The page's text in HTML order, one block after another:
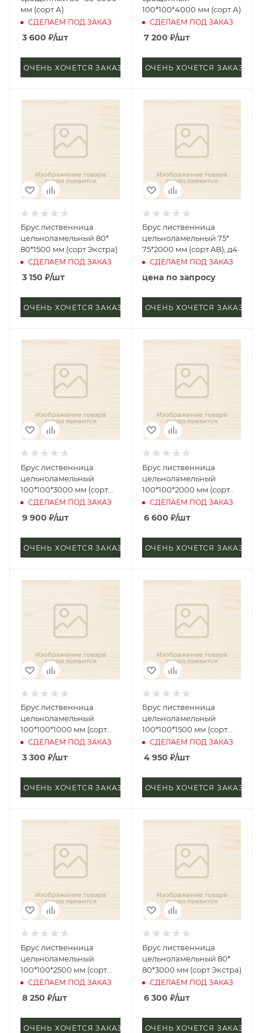
мм (сорт А)
СДЕЛАЕМ ПОД ЗАКАЗ
3 600 ₽/шт
ОЧЕНЬ ХОЧЕТСЯ ЗАКАЗАТЬ
100*100*4000 мм (сорт А)
СДЕЛАЕМ ПОД ЗАКАЗ
7 200 ₽/шт
ОЧЕНЬ ХОЧЕТСЯ ЗАКАЗАТЬ
Брус лиственница
цельноламельный 80*
80*1500 мм (сорт Экстра)
СДЕЛАЕМ ПОД ЗАКАЗ
3 150 ₽/шт
ОЧЕНЬ ХОЧЕТСЯ ЗАКАЗАТЬ
Брус лиственница
цельноламельный 75*
75*2000 мм (сорт AB), д4
СДЕЛАЕМ ПОД ЗАКАЗ
цена по запросу
ОЧЕНЬ ХОЧЕТСЯ ЗАКАЗАТЬ
Брус лиственница
цельноламельный
100*100*3000 мм (сорт
Экстра)
СДЕЛАЕМ ПОД ЗАКАЗ
9 900 ₽/шт
ОЧЕНЬ ХОЧЕТСЯ ЗАКАЗАТЬ
Брус лиственница
цельноламельный
100*100*2000 мм (сорт
Экстра)
СДЕЛАЕМ ПОД ЗАКАЗ
6 600 ₽/шт
ОЧЕНЬ ХОЧЕТСЯ ЗАКАЗАТЬ
Брус лиственница
цельноламельный
100*100*1000 мм (сорт
Экстра)
СДЕЛАЕМ ПОД ЗАКАЗ
3 300 ₽/шт
ОЧЕНЬ ХОЧЕТСЯ ЗАКАЗАТЬ
Брус лиственница
цельноламельный
100*100*1500 мм (сорт
Экстра)
СДЕЛАЕМ ПОД ЗАКАЗ
4 950 ₽/шт
ОЧЕНЬ ХОЧЕТСЯ ЗАКАЗАТЬ
Брус лиственница
цельноламельный
100*100*2500 мм (сорт
Экстра)
СДЕЛАЕМ ПОД ЗАКАЗ
8 250 ₽/шт
ОЧЕНЬ ХОЧЕТСЯ ЗАКАЗАТЬ
Брус лиственница
цельноламельный 80*
80*3000 мм (сорт Экстра)
СДЕЛАЕМ ПОД ЗАКАЗ
6 300 ₽/шт
ОЧЕНЬ ХОЧЕТСЯ ЗАКАЗАТЬ